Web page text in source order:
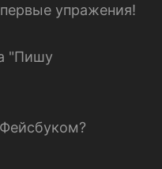
упражения!
"Пишу